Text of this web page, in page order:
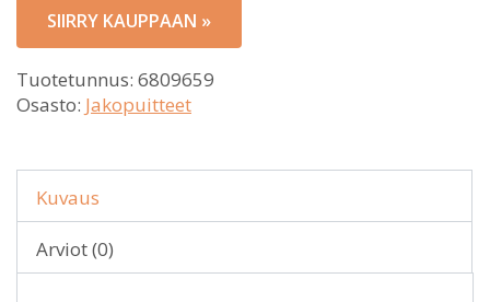
SIIRRY KAUPPAAN »
Tuotetunnus: 6809659
Osasto: Jakopuitteet
Kuvaus
Arviot (0)